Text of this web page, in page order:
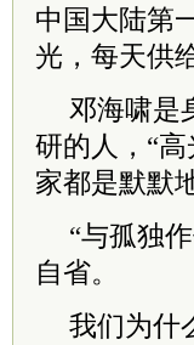
中国大陆第
光，每天供
邓海啸是
研的人，“
家都是默默
“与孤独
自省。
我们为什